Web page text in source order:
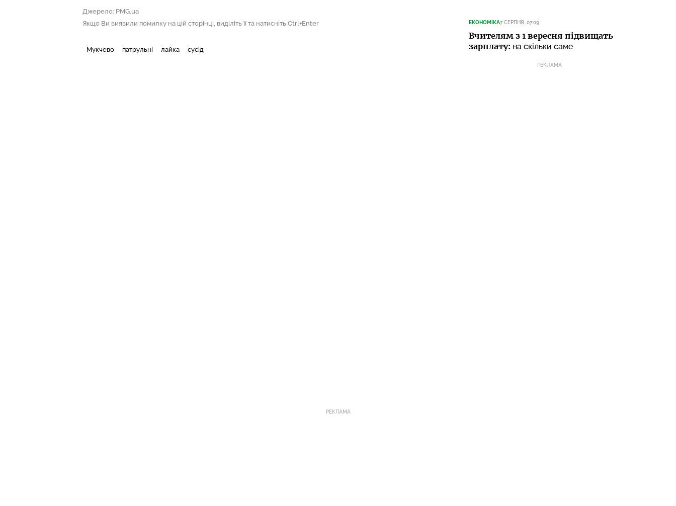
Джерело: PMG.ua
Якщо Ви виявили помилку на цій сторінці, виділіть її та натисніть Ctrl+Enter
Мукчево патрульні лайка сусід
ЕКОНОМІКА7 СЕРПНЯ, 07:09
Вчителям з 1 вересня підвищать
зарплату: на скільки саме
РЕКЛАМА
РЕКЛАМА